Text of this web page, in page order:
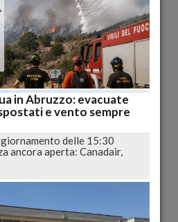
2009 2011
2015 2016 2017
2021 2022 2023
Mag Giu Lug
Dic
in Abruzzo: evacuate
e vento sempre
delle 15:30
ancora aperta: Canadair,